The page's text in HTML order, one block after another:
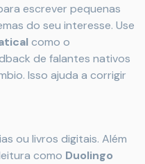
escrever pequenas
do seu interesse. Use
como o
de falantes nativos
Isso ajuda a corrigir
ou livros digitais. Além
como Duolingo